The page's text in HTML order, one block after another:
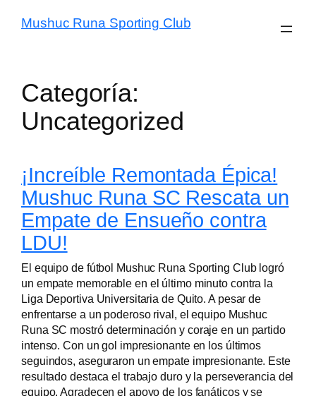
Mushuc Runa Sporting Club
Categoría:
Uncategorized
¡Increíble Remontada Épica!
Mushuc Runa SC Rescata un
Empate de Ensueño contra
LDU!
El equipo de fútbol Mushuc Runa Sporting Club logró
un empate memorable en el último minuto contra la
Liga Deportiva Universitaria de Quito. A pesar de
enfrentarse a un poderoso rival, el equipo Mushuc
Runa SC mostró determinación y coraje en un partido
intenso. Con un gol impresionante en los últimos
seguindos, aseguraron un empate impresionante. Este
resultado destaca el trabajo duro y la perseverancia del
equipo. Agradecen el apoyo de los fanáticos y se